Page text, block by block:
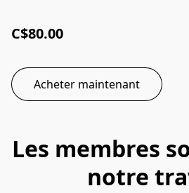
C$80.00
Acheter maintenant
Les membres
notre